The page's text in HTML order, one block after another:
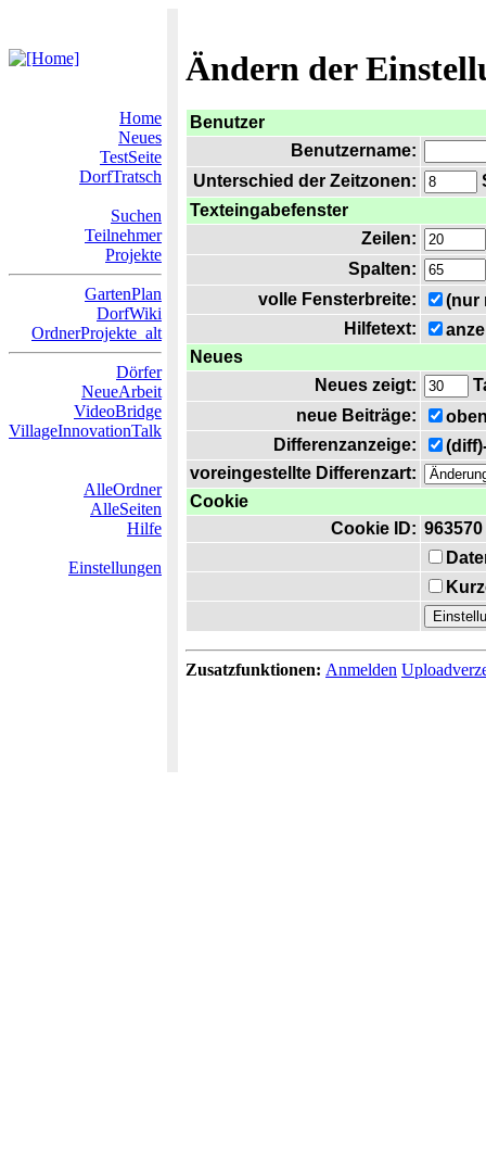
Ändern der
Home
Neues
TestSeite
DorfTratsch
Suchen
Teilnehmer
Projekte
GartenPlan
DorfWiki
OrdnerProjekte_alt
Dörfer
NeueArbeit
VideoBridge
VillageInnovationTalk
AlleOrdner
AlleSeiten
Hilfe
Einstellungen
Benutzer
Benutzername:
Unterschied der Zeitzonen:
Texteingabefenster
Zeilen:
Spalten:
volle Fensterbreite:
(nur
Hilfetext:
Neues
Neues zeigt:
neue Beiträge:
Differenzanzeige:
voreingestellte Differenzart:
Cookie
Cookie ID: 963570
Zusatzfunktionen: Anmelden